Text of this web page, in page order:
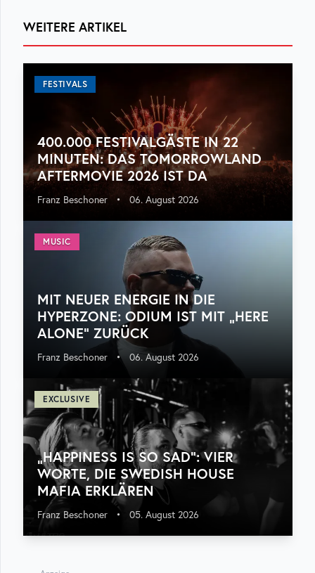
WEITERE ARTIKEL
FESTIVALS
400.000 FESTIVALGÄSTE IN 22
MINUTEN: DAS TOMORROWLAND
AFTERMOVIE 2026 IST DA
Franz Beschoner • 06. August 2026
MUSIC
MIT NEUER ENERGIE IN DIE
HYPERZONE: ODIUM IST MIT „HERE
ALONE“ ZURÜCK
Franz Beschoner • 06. August 2026
EXCLUSIVE
„HAPPINESS IS SO SAD“: VIER
WORTE, DIE SWEDISH HOUSE
MAFIA ERKLÄREN
Franz Beschoner • 05. August 2026